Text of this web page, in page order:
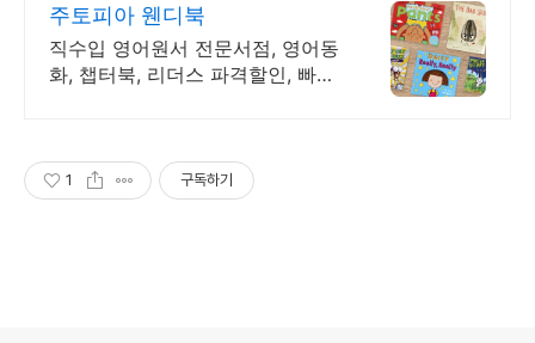
주토피아 웬디북
직수입 영어원서 전문서점, 영어동
화, 챕터북, 리더스 파격할인, 빠른
1 구독하기